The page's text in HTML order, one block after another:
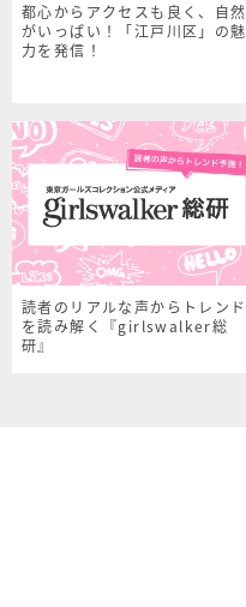
都心からアクセスも良く、自然
がいっぱい！「江戸川区」の魅
力を発信！
読者のリアルな声からトレンド
を読み解く『girlswalker総
研』